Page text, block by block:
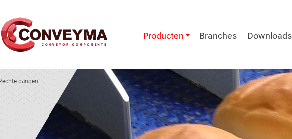
Producten Branches Downloads
banden